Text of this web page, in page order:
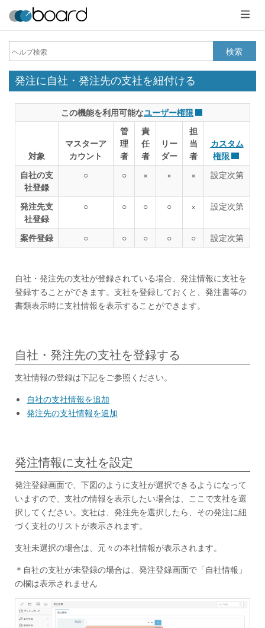
メ
ニ
ュ
ー
検索
発注に自社・発注先の支社を紐付ける
この機能を利用可能なユーザー権限
対象
マスターア
カウント
管
理
者
責
任
者
リー
ダー
担
当
者
カスタム
権限
自社の支
社登録
○ ○ × × × 設定次第
発注先支
社登録
○ ○ ○ ○ × 設定次第
案件登録 ○ ○ ○ ○ ○ 設定次第
自社・発注先の支社が登録されている場合、発注情報に支社を
登録することができます。支社を登録しておくと、発注書等の
書類表示時に支社情報を表示することができます。
自社・発注先の支社を登録する
支社情報の登録は下記をご参照ください。
自社の支社情報を追加
発注先の支社情報を追加
発注情報に支社を設定
発注登録画面で、下図のように支社が選択できるようになって
いますので、支社の情報を表示したい場合は、ここで支社を選
択してください。支社は、発注先を選択したら、その発注に紐
づく支社のリストが表示されます。
支社未選択の場合は、元々の本社情報が表示されます。
＊自社の支社が未登録の場合は、発注登録画面で「自社情報」
の欄は表示されません